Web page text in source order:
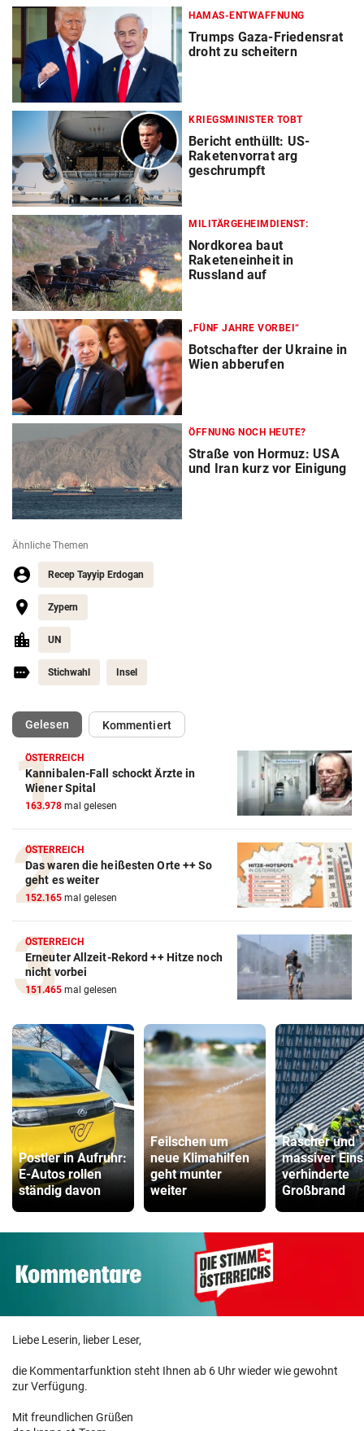
HAMAS-ENTWAFFNUNG
Trumps Gaza-Friedensrat
droht zu scheitern
KRIEGSMINISTER TOBT
Bericht enthüllt: US-
Raketenvorrat arg
geschrumpft
MILITÄRGEHEIMDIENST:
Nordkorea baut
Raketeneinheit in
Russland auf
„FÜNF JAHRE VORBEI“
Botschafter der Ukraine in
Wien abberufen
ÖFFNUNG NOCH HEUTE?
Straße von Hormuz: USA
und Iran kurz vor Einigung
Ähnliche Themen
Recep Tayyip Erdogan
Zypern
UN
Stichwahl Insel
Gelesen(ausgewählt)Kommentiert
ÖSTERREICH
Kannibalen-Fall schockt Ärzte in
Wiener Spital
163.978 mal gelesen
ÖSTERREICH
Das waren die heißesten Orte ++ So
geht es weiter
152.165 mal gelesen
ÖSTERREICH
Erneuter Allzeit-Rekord ++ Hitze noch
nicht vorbei
151.465 mal gelesen
Postler in Aufruhr:
E-Autos rollen
ständig davon
Feilschen um
neue Klimahilfen
geht munter
weiter
Rascher und
massiver
verhinderte
Großbrand
Liebe Leserin, lieber Leser,
die Kommentarfunktion steht Ihnen ab 6 Uhr wieder wie gewohnt
zur Verfügung.
Mit freundlichen Grüßen